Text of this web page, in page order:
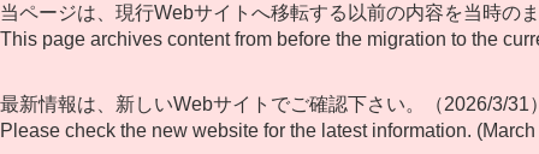
当ページは、現行Webサイトへ移転する以前の内容を当時の
This page archives content from before the migration to the
最新情報は、新しいWebサイトでご確認下さい。（2026/3/31
Please check the new website for the latest information.